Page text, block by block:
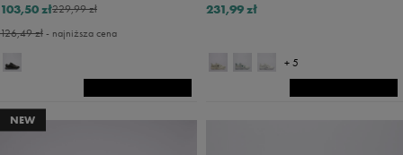
229,99 zł
103,50 zł
126,49 zł- najniższa cena
231,99 zł
+ 5
NEW